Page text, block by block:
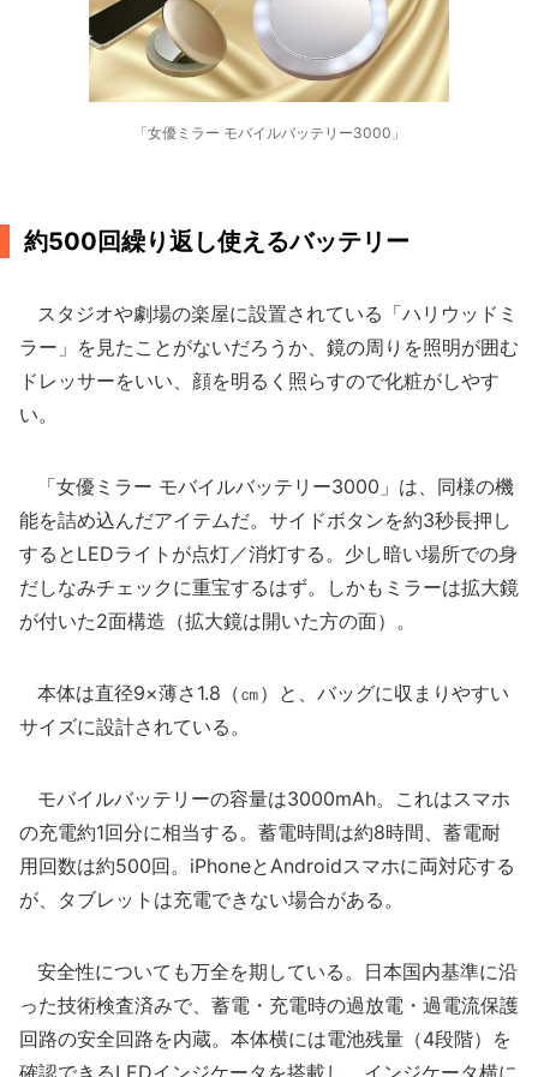
「女優ミラー モバイルバッテリー3000」
約500回繰り返し使えるバッテリー
スタジオや劇場の楽屋に設置されている「ハリウッドミ
ラー」を見たことがないだろうか、鏡の周りを照明が囲む
ドレッサーをいい、顔を明るく照らすので化粧がしやす
い。
「女優ミラー モバイルバッテリー3000」は、同様の機
能を詰め込んだアイテムだ。サイドボタンを約3秒長押し
するとLEDライトが点灯／消灯する。少し暗い場所での身
だしなみチェックに重宝するはず。しかもミラーは拡大鏡
が付いた2面構造（拡大鏡は開いた方の面）。
本体は直径9×薄さ1.8（㎝）と、バッグに収まりやすい
サイズに設計されている。
モバイルバッテリーの容量は3000mAh。これはスマホ
の充電約1回分に相当する。蓄電時間は約8時間、蓄電耐
用回数は約500回。iPhoneとAndroidスマホに両対応する
が、タブレットは充電できない場合がある。
安全性についても万全を期している。日本国内基準に沿
った技術検査済みで、蓄電・充電時の過放電・過電流保護
回路の安全回路を内蔵。本体横には電池残量（4段階）を
確認できるLEDインジケータを搭載し、インジケータ横に